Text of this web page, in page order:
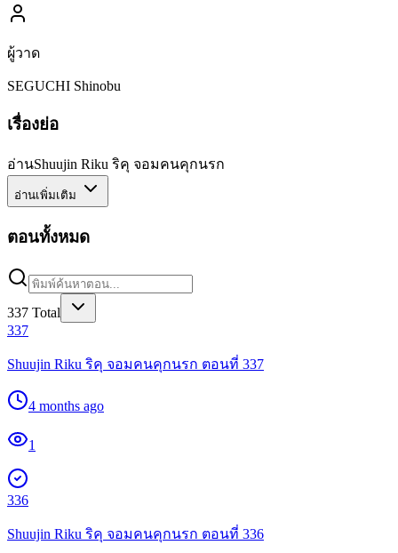
ผู้วาด
SEGUCHI Shinobu
เรื่องย่อ
อ่านShuujin Riku ริคุ จอมคนคุกนรก
อ่านเพิ่มเติม
ตอนทั้งหมด
337 Total
337
Shuujin Riku ริคุ จอมคนคุกนรก ตอนที่ 337
4 months ago
1
336
Shuujin Riku ริคุ จอมคนคุกนรก ตอนที่ 336